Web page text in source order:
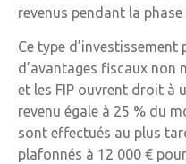
revenus pendant la
Ce type
d’avantages fiscaux non
et les FIP ouvrent droit à
revenu égale à 25 % du
sont effectués au plus
plafonnés à 12 000 €